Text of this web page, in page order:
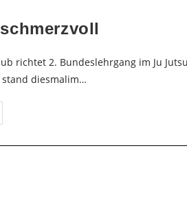
richtet 2. Bundeslehrgang im Ju
diesmalim…